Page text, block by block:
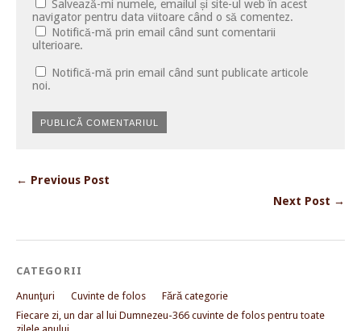
Salvează-mi numele, emailul și site-ul web în acest
navigator pentru data viitoare când o să comentez.
Notifică-mă prin email când sunt comentarii
ulterioare.
Notifică-mă prin email când sunt publicate articole
noi.
← Previous Post
Next Post →
CATEGORII
Anunţuri Cuvinte de folos
Fără categorie
Fiecare zi, un dar al lui Dumnezeu-366 cuvinte de folos pentru toate